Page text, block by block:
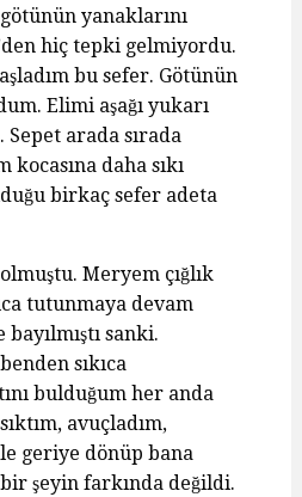
yanaklarını
hiç tepki gelmiyordu.
bu sefer. Götünün
Elimi aşağı yukarı
arada sırada
daha sıkı
birkaç sefer adeta
Meryem çığlık
tutunmaya devam
sanki.
sıkıca
bulduğum her anda
avuçladım,
geriye dönüp bana
şeyin farkında değildi.